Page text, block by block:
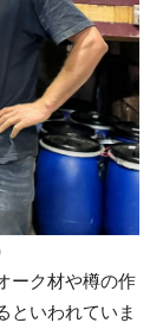
ーク材や樽の作
といわれていま